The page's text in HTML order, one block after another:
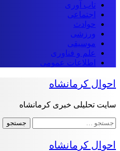
تاب آوری
اجتماعی
حوادث
ورزشی
موسیقی
علم و فناوری
اطلاعات عمومی
احوال کرمانشاه
سایت تحلیلی خبری کرمانشاه
جستجو
برای:
احوال کرمانشاه